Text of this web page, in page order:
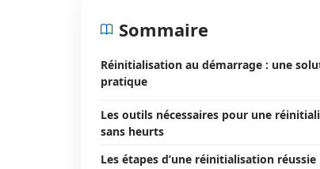
Sommaire
Réinitialisation au démarrage : une
pratique
Les outils nécessaires pour une
sans heurts
Les étapes d’une réinitialisation réussie